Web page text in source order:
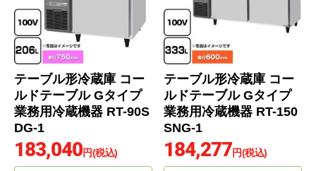
テーブル形冷蔵庫 コー
ルドテーブル Gタイプ
業務用冷蔵機器 RT-90S
DG-1
183,040円(税込)
テーブル形冷蔵庫 コー
ルドテーブル Gタイプ
業務用冷蔵機器 RT-150
SNG-1
184,277円(税込)